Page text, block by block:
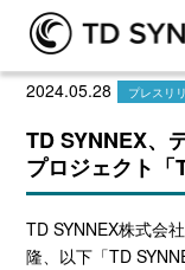
2024.05.28 プレスリ
TD SYNNEX、
プロジェクト
TD SYNNEX株式会
隆、以下「TD